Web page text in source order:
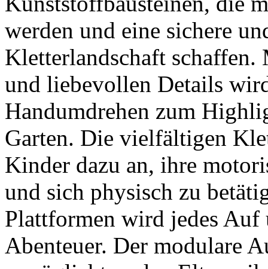
werden und eine sichere
Kletterlandschaft schaffen.
und liebevollen Details
Handumdrehen zum
Garten. Die vielfältigen
Kinder dazu an, ihre
und sich physisch zu
Plattformen wird jedes Auf
Abenteuer. Der modulare